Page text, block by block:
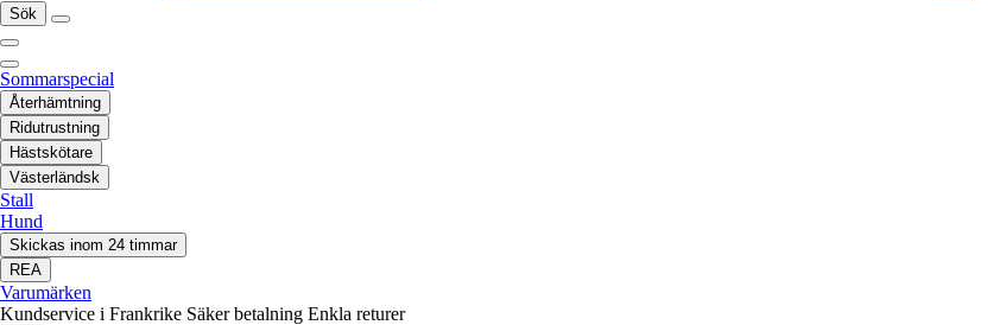
Sök
Sommarspecial
Återhämtning
Ridutrustning
Hästskötare
Västerländsk
Stall
Hund
Skickas inom 24 timmar
REA
Varumärken
Kundservice i Frankrike Säker betalning Enkla returer